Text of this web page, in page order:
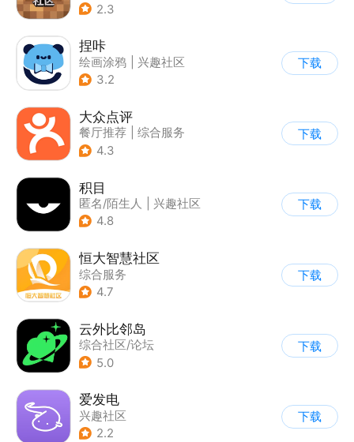
2.3
捏咔
绘画涂鸦
兴趣社区
3.2
下载
大众点评
餐厅推荐
综合服务
4.3
下载
积目
匿名/陌生人
兴趣社区
4.8
下载
恒大智慧社区
综合服务
| 综合社区/论坛
4.7
下载
云外比邻岛
综合社区/论坛
5.0
下载
爱发电
兴趣社区
2.2
下载